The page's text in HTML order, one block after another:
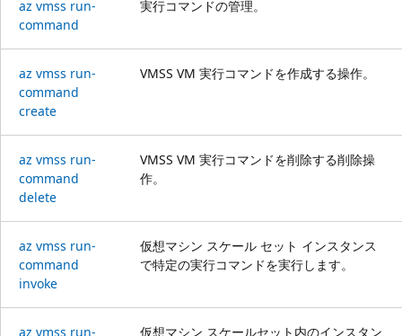
az vmss run-
command
実行コマンドの管理。
az vmss run-
command
create
VMSS VM 実行コマンドを作成する操作。
az vmss run-
command
delete
VMSS VM 実行コマンドを削除する削除操
作。
az vmss run-
command
invoke
仮想マシン スケール セット インスタンス
で特定の実行コマンドを実行します。
az vmss run-
仮想マシン スケールセット内のインスタン